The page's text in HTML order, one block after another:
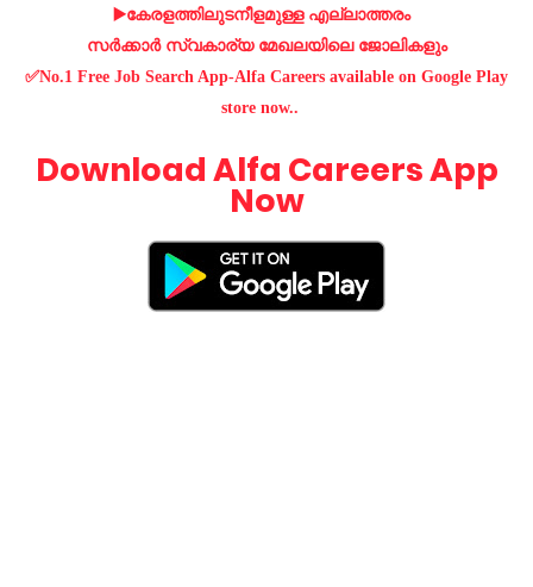
▶️കേരളത്തിലുടനീളമുള്ള എല്ലാത്തരം
സർക്കാർ സ്വകാര്യ മേഖലയിലെ ജോലികളും
✅No.1 Free Job Search App-Alfa Careers available on Google Play
store now..
Download Alfa Careers App
Now